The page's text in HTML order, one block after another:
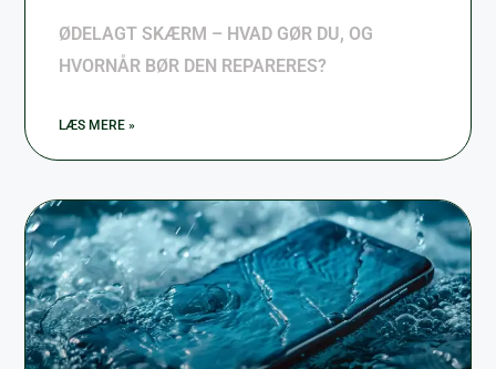
ØDELAGT SKÆRM – HVAD GØR DU, OG
HVORNÅR BØR DEN REPARERES?
LÆS MERE »